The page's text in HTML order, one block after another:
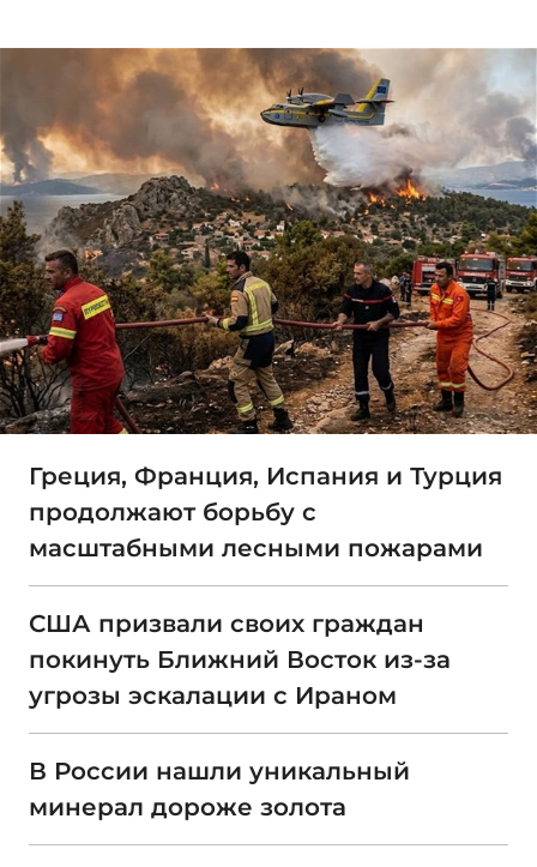
Греция, Франция, Испания и Турция
продолжают борьбу с
масштабными лесными пожарами
США призвали своих граждан
покинуть Ближний Восток из-за
угрозы эскалации с Ираном
В России нашли уникальный
минерал дороже золота